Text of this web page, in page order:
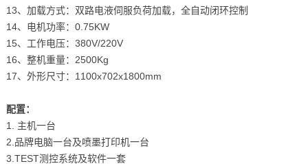
13、加载方式：双路电液伺服负荷加载，全自动闭环控制
14、电机功率：0.75KW
15、工作电压：380V/220V
16、整机重量：2500Kg
17、外形尺寸：1100x702x1800mm
配置：
1. 主机一台
2.品牌电脑一台及喷墨打印机一台
3.TEST测控系统及软件一套